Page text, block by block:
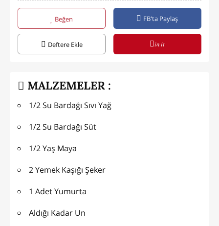
Beğen FB'ta Paylaş
Deftere Ekle in it
MALZEMELER :
1/2 Su Bardağı Sıvı Yağ
1/2 Su Bardağı Süt
1/2 Yaş Maya
2 Yemek Kaşığı Şeker
1 Adet Yumurta
Aldığı Kadar Un